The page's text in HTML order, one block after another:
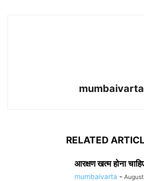
mumbaivarta
RELATED
आरक्षण खत्म होना
mumbaivarta -